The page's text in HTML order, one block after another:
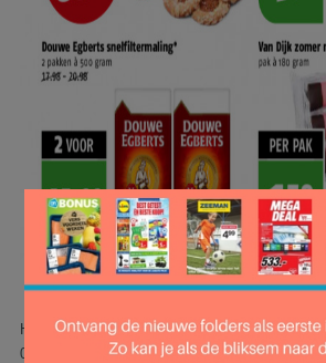
Hier is pagina 10 van 29 pagina's van de
06.07.2025 tot 12.07.2025.